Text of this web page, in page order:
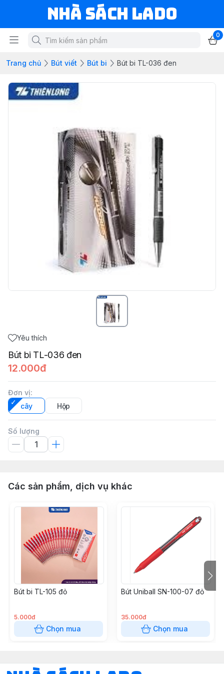
NHÀ SÁCH LADO
0
Trang chủ Bút viết Bút bi Bút bi TL-036 đen
Yêu thích
Bút bi TL-036 đen
12.000đ
Đơn vị:
cây
Hộp
Số lượng
Các sản phẩm, dịch vụ khác
Bút bi TL-105 đỏ
5.000đ
Chọn mua
Bút Uniball SN-100-07 đỏ
35.000đ
Chọn mua